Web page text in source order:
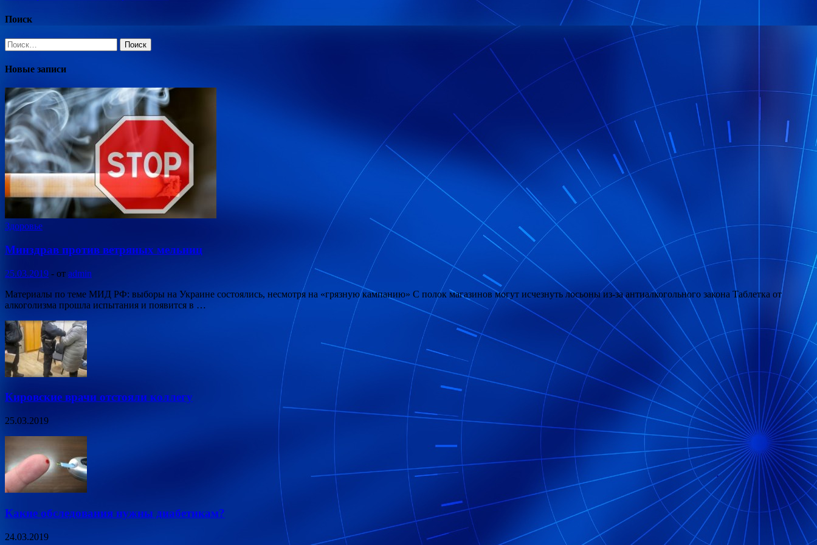
Поиск
Найти:
Новые записи
Здоровье
Минздрав против ветряных мельниц
25.03.2019 - от admin
Материалы по теме МИД РФ: выборы на Украине состоялись, несмотря на «грязную кампанию» С полок магазинов могут исчезнуть лосьоны из-за антиалкогольного закона Таблетка от
алкоголизма прошла испытания и появится в …
Кировские врачи отстояли коллегу
25.03.2019
Какие обследования нужны диабетикам?
24.03.2019